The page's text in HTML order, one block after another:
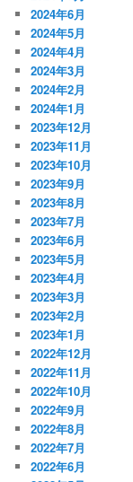
2024年6月
2024年5月
2024年4月
2024年3月
2024年2月
2024年1月
2023年12月
2023年11月
2023年10月
2023年9月
2023年8月
2023年7月
2023年6月
2023年5月
2023年4月
2023年3月
2023年2月
2023年1月
2022年12月
2022年11月
2022年10月
2022年9月
2022年8月
2022年7月
2022年6月